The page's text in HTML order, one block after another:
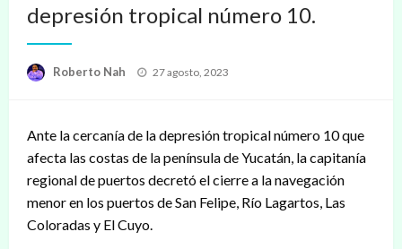
depresión tropical número 10.
Roberto Nah
Publicado
27 agosto, 2023
Ante la cercanía de la depresión tropical número 10 que
afecta las costas de la península de Yucatán, la capitanía
regional de puertos decretó el cierre a la navegación
menor en los puertos de San Felipe, Río Lagartos, Las
Coloradas y El Cuyo.